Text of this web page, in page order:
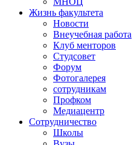
Жизнь факультета
Новости
Внеучебная работа
Клуб менторов
Студсовет
Форум
Фотогалерея
сотрудникам
Профком
Медиацентр
Сотрудничество
Школы